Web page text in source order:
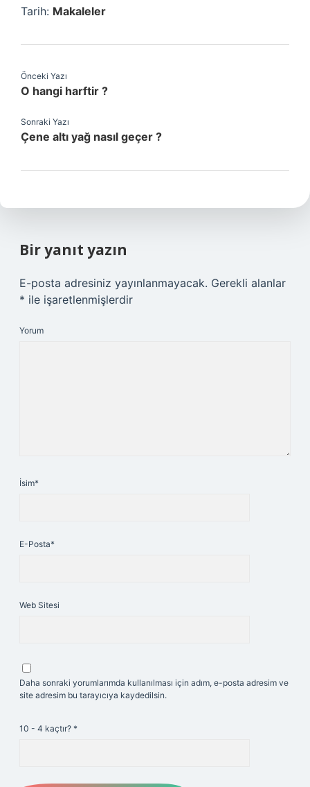
Tarih: Makaleler
Önceki Yazı
O hangi harftir ?
Sonraki Yazı
Çene altı yağ nasıl geçer ?
Bir yanıt yazın
E-posta adresiniz yayınlanmayacak. Gerekli alanlar
* ile işaretlenmişlerdir
Yorum
İsim*
E-Posta*
Web Sitesi
Daha sonraki yorumlarımda kullanılması için adım, e-posta adresim ve
site adresim bu tarayıcıya kaydedilsin.
10 - 4 kaçtır? *